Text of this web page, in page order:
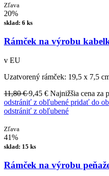
Zľava
20%
sklad: 6 ks
Rámček na výrobu
v EU
Uzatvorený rámček: 19,5 x 7,5
11,80 €9,45 € Najnižšia cena za
odstrániť z obľubené pridať do
odstrániť z obľubené
Zľava
41%
sklad: 15 ks
Rámček na výrobu